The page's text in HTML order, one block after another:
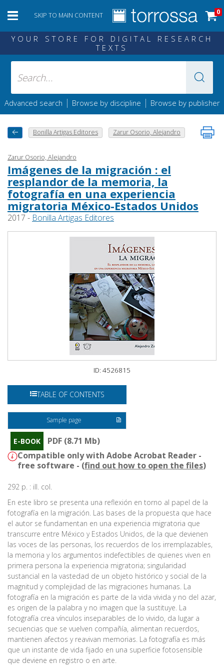
SKIP TO MAIN CONTENT 0
YOUR STORE FOR DIGITAL RESEARCH
TEXTS
Advanced search | Browse by discipline | Browse by publisher
Bonilla Artigas Editores Zarur Osorio, Alejandro
Zarur Osorio, Alejandro
Imágenes de la migración : el
resplandor de la memoria, la
fotografía en una experiencia
migratoria México-Estados Unidos
2017 - Bonilla Artigas Editores
ID: 4526815
TABLE OF CONTENTS
Sample page
E-BOOK
PDF (8.71 Mb)
Compatible only with Adobe Acrobat Reader -
free software - (find out how to open the files)
292 p. : ill. col.
En este libro se presenta una reflexión en torno al papel de la
fotografía en la migración. Las bases de la propuesta que hace
el autor se fundamentan en una experiencia migratoria que
transcurre entre México y Estados Unidos, de la que devienen
las voces de las personas, los recuerdos de los irremplazables,
la memoria y los argumentos indefectibles de quienes viven en
primera persona la experiencia migratoria; singularidad
sustancial en la vastedad de un objeto histórico y social de la
magnitud y complejidad de las migraciones humanas. La
fotografía en la migración es parte de la vida vivida y no del azar,
es origen de la palabra y no imagen que la sustituye. La
fotografía crea vínculos inseparables de lo vivido, da lugar a
secuencias que se vuelven compañía, alimentan recuerdos,
mantienen afectos y reavivan memorias. La fotografía es más
que un instante de vida fijado en una superficie fotosensible
que deviene en registro o en arte.